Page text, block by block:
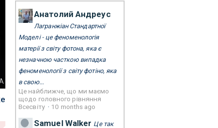
Анатолий Андреус
Лагранжіан Стандартної
Моделі - це феноменологія
матерії з світу фотона, яка є
незначною часткою випадка
феноменології з світу фотіно, яка
в свою...
Це найближче, що ми маємо
щодо головного рівняння
Всесвіту · 10 months ago
Samuel Walker Це так